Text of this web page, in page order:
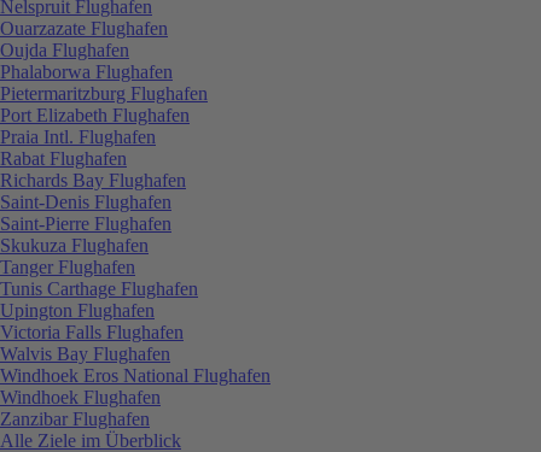
Nelspruit Flughafen
Ouarzazate Flughafen
Oujda Flughafen
Phalaborwa Flughafen
Pietermaritzburg Flughafen
Port Elizabeth Flughafen
Praia Intl. Flughafen
Rabat Flughafen
Richards Bay Flughafen
Saint-Denis Flughafen
Saint-Pierre Flughafen
Skukuza Flughafen
Tanger Flughafen
Tunis Carthage Flughafen
Upington Flughafen
Victoria Falls Flughafen
Walvis Bay Flughafen
Windhoek Eros National Flughafen
Windhoek Flughafen
Zanzibar Flughafen
Alle Ziele im Überblick